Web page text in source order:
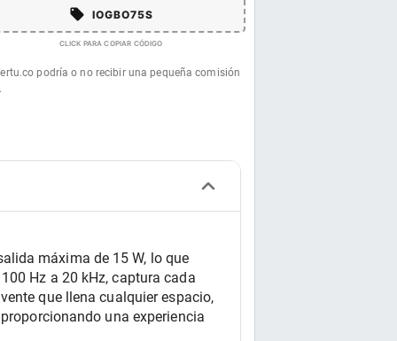
IOGBO75S
CLICK PARA COPIAR CÓDIGO
podría o no recibir una pequeña comisión
máxima de 15 W, lo que
Hz a 20 kHz, captura cada
que llena cualquier espacio,
una experiencia